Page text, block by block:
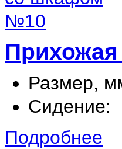
Размер,
Сидение:
Подробнее